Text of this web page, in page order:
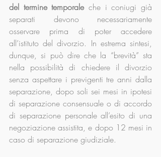
del termine temporale che i coniugi già
separati devono necessariamente
osservare prima di poter accedere
all’istituto del divorzio. In estrema sintesi,
dunque, si può dire che la “brevità” sta
nella possibilità di chiedere il divorzio
senza aspettare i previgenti tre anni dalla
separazione, dopo soli sei mesi in ipotesi
di separazione consensuale o di accordo
di separazione personale all’esito di una
negoziazione assistita, e dopo 12 mesi in
caso di separazione giudiziale.